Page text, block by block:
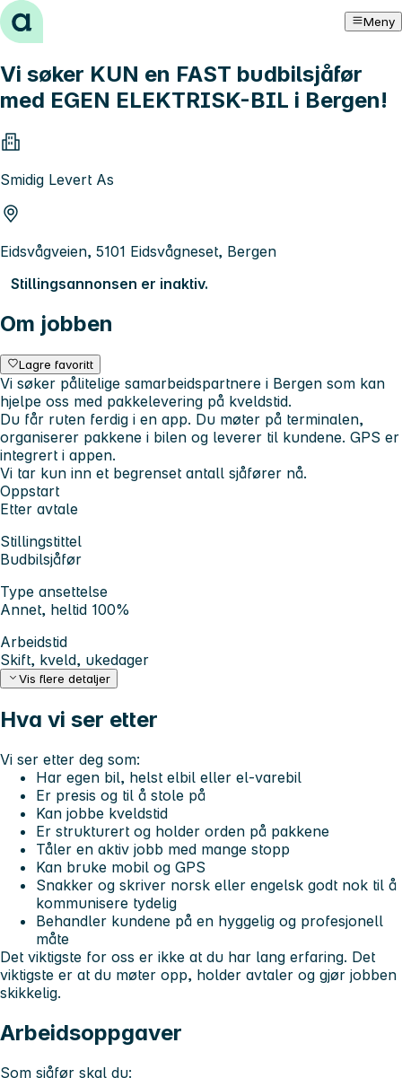
Hopp til innhold Meny
Vi søker KUN en FAST budbilsjåfør
med EGEN ELEKTRISK-BIL i Bergen!
Smidig Levert As
Eidsvågveien, 5101 Eidsvågneset, Bergen
Stillingsannonsen er inaktiv.
Om jobben
Lagre favoritt
Vi søker pålitelige samarbeidspartnere i Bergen som kan
hjelpe oss med pakkelevering på kveldstid.
Du får ruten ferdig i en app. Du møter på terminalen,
organiserer pakkene i bilen og leverer til kundene. GPS er
integrert i appen.
Vi tar kun inn et begrenset antall sjåfører nå.
Oppstart
Etter avtale
Stillingstittel
Budbilsjåfør
Type ansettelse
Annet, heltid 100%
Arbeidstid
Skift, kveld, ukedager
Vis flere detaljer
Hva vi ser etter
Vi ser etter deg som:
Har egen bil, helst elbil eller el-varebil
Er presis og til å stole på
Kan jobbe kveldstid
Er strukturert og holder orden på pakkene
Tåler en aktiv jobb med mange stopp
Kan bruke mobil og GPS
Snakker og skriver norsk eller engelsk godt nok til å
kommunisere tydelig
Behandler kundene på en hyggelig og profesjonell
måte
Det viktigste for oss er ikke at du har lang erfaring. Det
viktigste er at du møter opp, holder avtaler og gjør jobben
skikkelig.
Arbeidsoppgaver
Som sjåfør skal du: